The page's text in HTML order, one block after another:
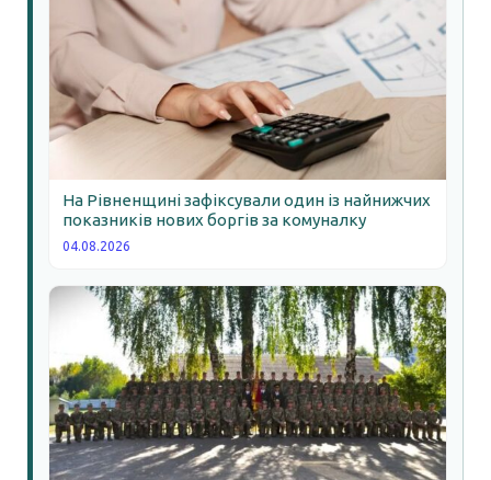
На Рівненщині зафіксували один із найнижчих
показників нових боргів за комуналку
04.08.2026